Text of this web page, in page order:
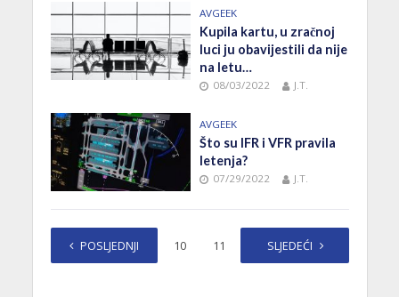
AVGEEK
Kupila kartu, u zračnoj
luci ju obavijestili da nije
na letu…
08/03/2022 J.T.
AVGEEK
Što su IFR i VFR pravila
letenja?
07/29/2022 J.T.
POSLJEDNJI
1 … 10 11 13
SLJEDEĆI